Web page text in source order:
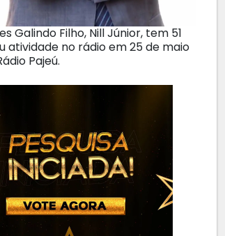
Galindo Filho, Nill Júnior, tem 51
atividade no rádio em 25 de maio
Pajeú.